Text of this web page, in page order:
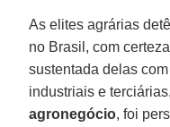
As elites agrárias
no Brasil, com
sustentada delas
industriais e
agronegócio, foi